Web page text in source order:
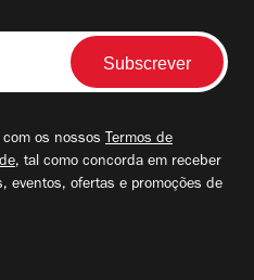
os nossos Termos de
, tal como concorda em receber
eventos, ofertas e promoções de